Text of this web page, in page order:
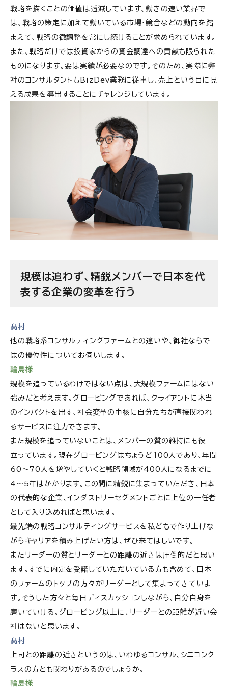
戦略を描くことの価値は逓減しています、動きの速い業界で
は、戦略の策定に加えて動いている市場・競合などの動向を踏
まえて、戦略の微調整を常にし続けることが求められています。
また、戦略だけでは投資家からの資金調達への貢献も限られた
ものになります。要は実績が必要なのです。その ため 、実際に弊
社のコンサルタントもBizDev業務に従事し、売上という目に見
える成果を導出することにチャレンジしています。
規模は追わず、精鋭メンバーで日本を代
表する企業の変革を行う
髙村
他の戦略系コンサルティングファームとの違いや、御社ならで
はの優位性についてお伺いします。
輪島様
規模を追っているわけではない点は、大規模ファームにはない
強みだと考えます。グロービングであれば、クライアントに本当
のインパクトを出す、社会変革の中核に自分たちが直接関われ
るサービスに注力できます。
また規模を追っていないことは、メンバーの質の維持にも役
立っています。現在グロービングはちょうど100人であり、年間
60〜70人を増やしていくと戦略領域が400人になるまでに
4〜5年はかかります。この間に精鋭に集まっていただき、日本
の代表的な企業、インダストリーセグメントごとに上位の一任者
として入り込めればと思います。
最先端の戦略コンサルティングサービスを私どもで作り上げな
がらキャリアを積み上げたい方は、ぜひ来てほしいです。
またリーダーの質とリーダーとの距離の近さは圧倒的だと思い
ます。すでに内定を受諾していただいている方も含めて、日本
のファームのトップの方々がリーダーとして集まってきていま
す。そうした方々と毎日ディスカッションしながら、自分自身を
磨いていける。グロービング以上に、リーダーとの距離が近い会
社はないと思います。
髙村
上司との距離の近さというのは、いわゆるコンサル、シニコンク
ラスの方とも関わりがあるのでしょうか。
輪島様